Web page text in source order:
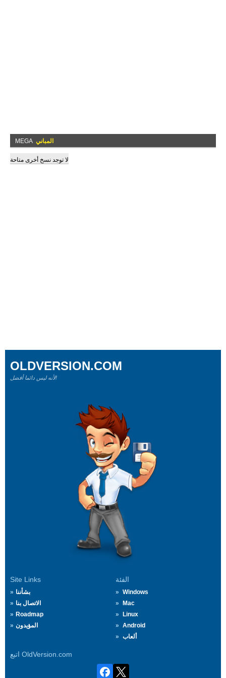
MEGA المباني
لا توجد نسخ أخرى متاحة
Site Links
بشأننا
الاتصال بنا
Roadmap
المؤيدون
الفئة
Windows
Mac
Linux
Android
ألعاب
اتبع OldVersion.com
OLDVERSION.COM
لأنه ليس دائما أفضل!